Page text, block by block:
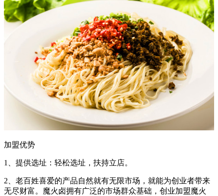
加盟优势
1、提供选址：轻松选址，扶持立店。
2、老百姓喜爱的产品自然就有无限市场，就能为创业者带来
无尽财富。魔火卤拥有广泛的市场群众基础，创业加盟魔火